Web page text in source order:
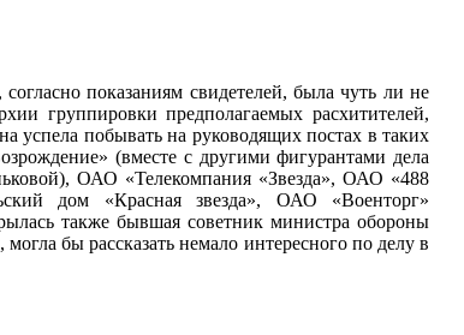
показаниям свидетелей, была чуть ли не
группировки предполагаемых расхитителей,
успела побывать на руководящих постах в таких
(вместе с другими фигурантами дела
ОАО «Телекомпания «Звезда», ОАО «488
дом «Красная звезда», ОАО «Военторг»
также бывшая советник министра обороны
бы рассказать немало интересного по делу в